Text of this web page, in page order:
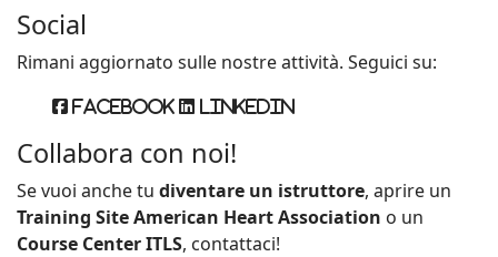
Social
Rimani aggiornato sulle nostre attività. Seguici su:
Facebook Linkedin
Collabora con noi!
Se vuoi anche tu diventare un istruttore, aprire un
Training Site American Heart Association o un
Course Center ITLS, contattaci!